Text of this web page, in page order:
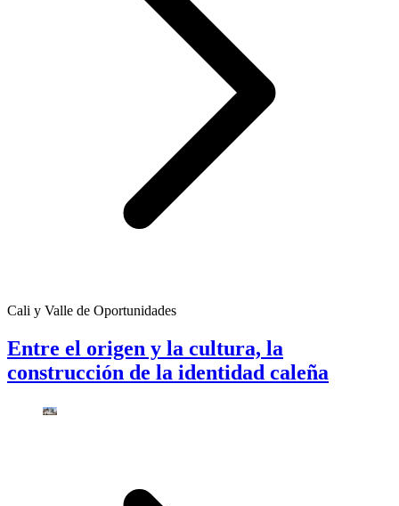
Cali y Valle de Oportunidades
Entre el origen y la cultura, la
construcción de la identidad caleña